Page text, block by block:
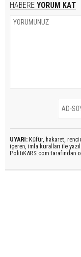
HABERE YORUM KAT
UYARI: Küfür, hakaret,
içeren, imla kuralları ile
PolitiKARS.com tarafından